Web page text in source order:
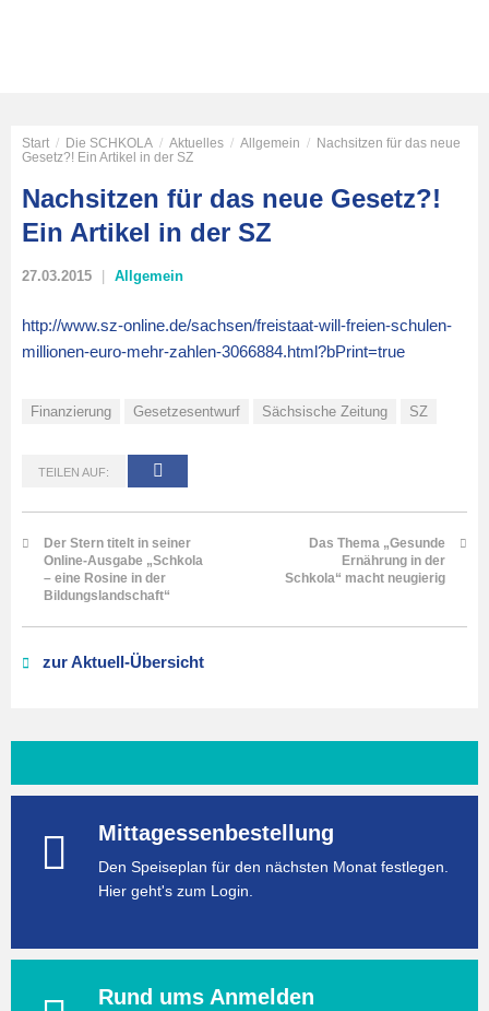
Start / Die SCHKOLA / Aktuelles / Allgemein / Nachsitzen für das neue
Gesetz?! Ein Artikel in der SZ
Nachsitzen für das neue Gesetz?!
Ein Artikel in der SZ
27.03.2015 Allgemein
http://www.sz-online.de/sachsen/freistaat-will-freien-schulen-
millionen-euro-mehr-zahlen-3066884.html?bPrint=true
Finanzierung Gesetzesentwurf Sächsische Zeitung SZ
TEILEN AUF:
Der Stern titelt in seiner
Online-Ausgabe „Schkola
– eine Rosine in der
Bildungslandschaft“
Das Thema „Gesunde
Ernährung in der
Schkola“ macht neugierig
zur Aktuell-Übersicht
Mittagessenbestellung
Den Speiseplan für den nächsten Monat festlegen.
Hier geht's zum Login.
Rund ums Anmelden